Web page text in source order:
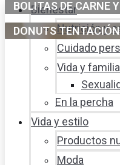
Bienestar
Nutrición y
Cuidado
Vida y familia
En la percha
Vida y estilo
Productos
Moda
BOLITAS DE CARNE
DONUTS TENTACIÓN